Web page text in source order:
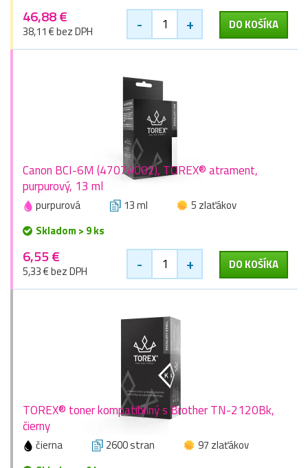
46,88 €
38,11 € bez DPH - + DO KOŠÍKA
Canon BCI-6M (4707A002), TOREX® atrament,
purpurový, 13 ml
purpurová 13 ml
5 zlaťákov
Skladom > 9 ks
6,55 €
5,33 € bez DPH - + DO KOŠÍKA
TOREX® toner kompatibilný s Brother TN-2120Bk,
čierny
čierna 2600 stran
97 zlaťákov